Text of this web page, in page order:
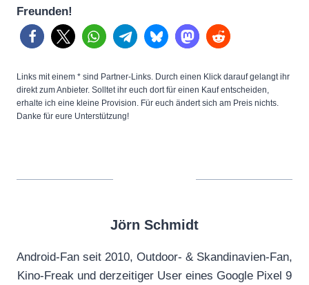
Freunden!
Links mit einem * sind Partner-Links. Durch einen Klick darauf gelangt ihr
direkt zum Anbieter. Solltet ihr euch dort für einen Kauf entscheiden,
erhalte ich eine kleine Provision. Für euch ändert sich am Preis nichts.
Danke für eure Unterstützung!
Jörn Schmidt
Android-Fan seit 2010, Outdoor- & Skandinavien-Fan,
Kino-Freak und derzeitiger User eines Google Pixel 9